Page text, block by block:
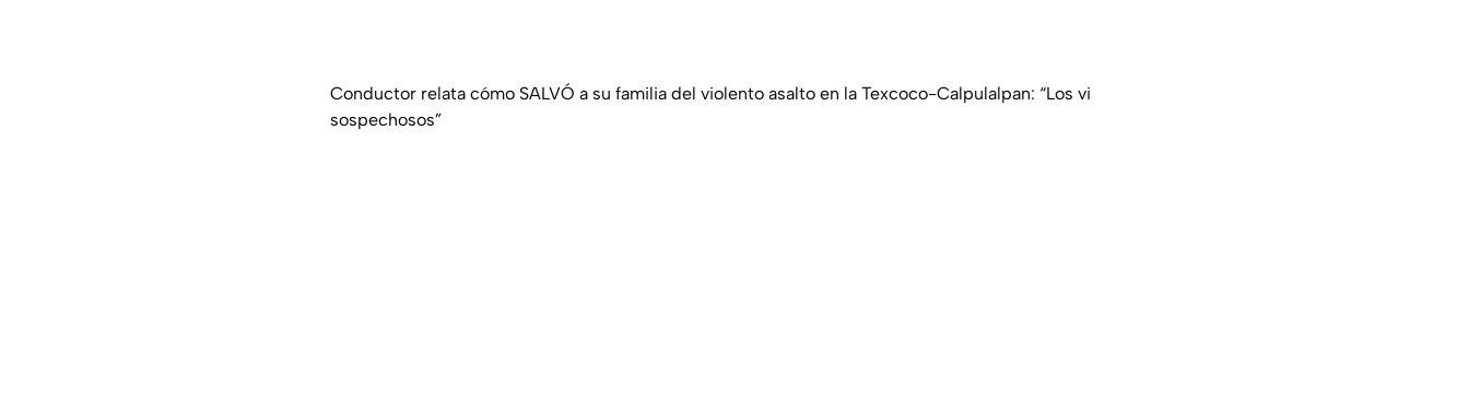
Conductor relata cómo SALVÓ a su familia del violento asalto en la Texcoco-Calpulalpan: “Los vi
sospechosos”